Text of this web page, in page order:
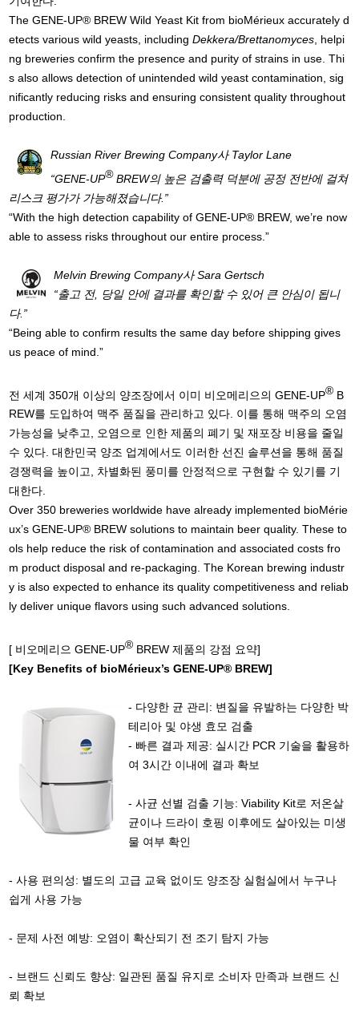
The GENE-UP® BREW Wild Yeast Kit from bioMérieux accurately d
etects various wild yeasts, includingDekkera/Brettanomyces , helpi
ng breweries confirm the presence and purity of strains in use. Thi
s also allows detection of unintended wild yeast contamination, sig
nificantly reducing risks and ensuring consistent quality throughout
production.
Russian River Brewing Company사Taylor Lane
“GENE-UP®BREW의 높은 검출력 덕분에 공정 전반에 걸쳐
리스크 평가가 가능해졌습니다.”
“With the high detection capability of GENE-UP® BREW, we’re now
able to assess risks throughout our entire process.”
Melvin Brewing Company사Sara Gertsch
“출고 전, 당일 안에 결과를 확인할 수 있어 큰 안심이 됩니
다.”
“Being able to confirm results the same day before shipping gives
us peace of mind.”
전 세계 350개 이상의 양조장에서 이미 비오메리으의 GENE-UP® B
REW를 도입하여 맥주 품질을 관리하고 있다. 이를 통해 맥주의 오염
가능성을 낮추고, 오염으로 인한 제품의 폐기 및 재포장 비용을 줄일
수 있다. 대한민국 양조 업계에서도 이러한 선진 솔루션을 통해 품질
경쟁력을 높이고, 차별화된 풍미를 안정적으로 구현할 수 있기를 기
대한다.
Over 350 breweries worldwide have already implemented bioMérie
ux’s GENE-UP® BREW solutions to maintain beer quality. These to
ols help reduce the risk of contamination and associated costs fro
m product disposal and re-packaging. The Korean brewing industr
y is also expected to enhance its quality competitiveness and reliab
ly deliver unique flavors using such advanced solutions.
[ 비오메리으 GENE-UP® BREW 제품의 강점 요약]
[Key Benefits of bioMérieux’s GENE-UP® BREW]
- 다양한 균 관리: 변질을 유발하는 다양한 박
테리아 및 야생 효모 검출
- 빠른 결과 제공: 실시간 PCR 기술을 활용하
여 3시간 이내에 결과 확보
- 사균 선별 검출 기능: Viability Kit로 저온살
균이나 드라이 호핑 이후에도 살아있는 미생
물 여부 확인
- 사용 편의성: 별도의 고급 교육 없이도 양조장 실험실에서 누구나
쉽게 사용 가능
- 문제 사전 예방: 오염이 확산되기 전 조기 탐지 가능
- 브랜드 신뢰도 향상: 일관된 품질 유지로 소비자 만족과 브랜드 신
뢰 확보